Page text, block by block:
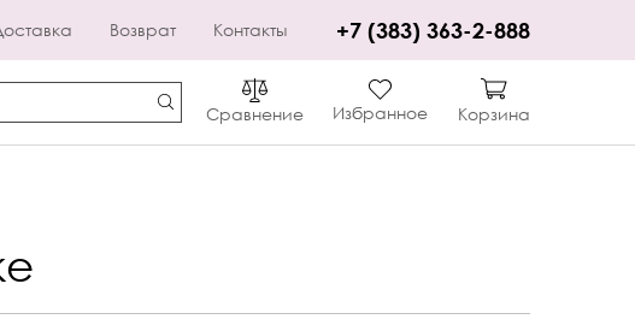
Возврат Контакты +7 (383) 363-2-888
Сравнение Избранное Корзина